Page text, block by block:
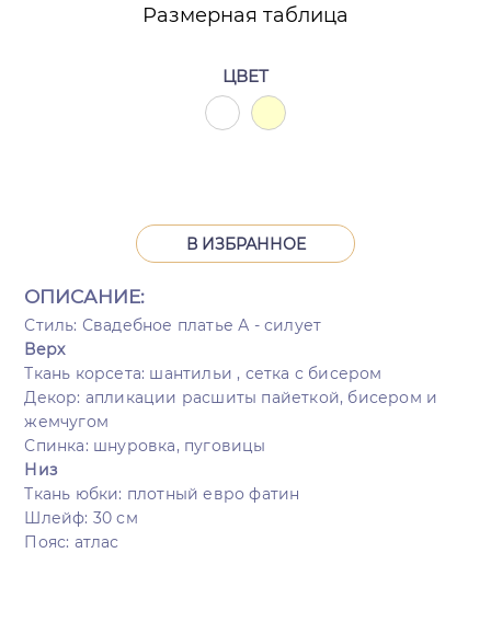
Размерная таблица
ЦВЕТ
В ИЗБРАННОЕ
ОПИСАНИЕ:
Стиль: Свадебное платье А - силует
Верх
Ткань корсета: шантильи , сетка с бисером
Декор: апликации расшиты пайеткой, бисером и
жемчугом
Спинка: шнуровка, пуговицы
Низ
Ткань юбки: плотный евро фатин
Шлейф: 30 см
Пояс: атлас